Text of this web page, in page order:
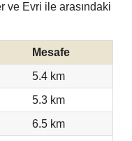
ve Evri ile arasındaki
Mesafe
5.4 km
5.3 km
6.5 km